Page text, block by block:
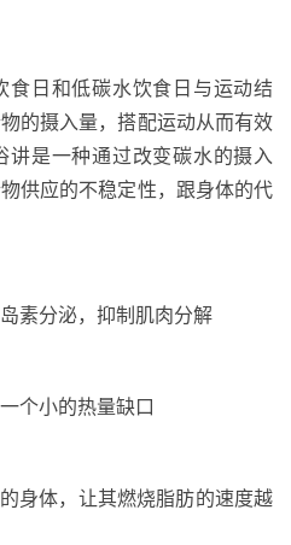
食日和低碳水饮食日与运动结
的摄入量，搭配运动从而有效
讲是一种通过改变碳水的摄入
供应的不稳定性，跟身体的代
素分泌，抑制肌肉分解
个小的热量缺口
身体，让其燃烧脂肪的速度越